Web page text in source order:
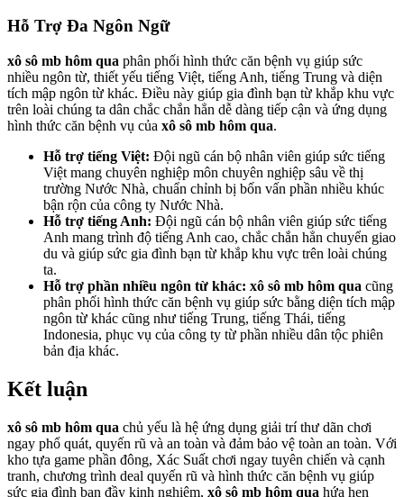
Hỗ Trợ Đa Ngôn Ngữ
xô sô mb hôm qua phân phối hình thức căn bệnh vụ giúp sức
nhiều ngôn từ, thiết yếu tiếng Việt, tiếng Anh, tiếng Trung và diện
tích mập ngôn từ khác. Điều này giúp gia đình bạn từ khắp khu vực
trên loài chúng ta dân chắc chắn hẳn dễ dàng tiếp cận và ứng dụng
hình thức căn bệnh vụ của xô sô mb hôm qua.
Hỗ trợ tiếng Việt: Đội ngũ cán bộ nhân viên giúp sức tiếng
Việt mang chuyên nghiệp môn chuyên nghiệp sâu về thị
trường Nước Nhà, chuẩn chỉnh bị bốn vấn phần nhiều khúc
bận rộn của công ty Nước Nhà.
Hỗ trợ tiếng Anh: Đội ngũ cán bộ nhân viên giúp sức tiếng
Anh mang trình độ tiếng Anh cao, chắc chắn hẳn chuyển giao
du và giúp sức gia đình bạn từ khắp khu vực trên loài chúng
ta.
Hỗ trợ phần nhiều ngôn từ khác: xô sô mb hôm qua cũng
phân phối hình thức căn bệnh vụ giúp sức bằng diện tích mập
ngôn từ khác cũng như tiếng Trung, tiếng Thái, tiếng
Indonesia, phục vụ của công ty từ phần nhiều dân tộc phiên
bản địa khác.
Kết luận
xô sô mb hôm qua chủ yếu là hệ ứng dụng giải trí thư dãn chơi
ngay phổ quát, quyến rũ và an toàn và đảm bảo vệ toàn an toàn. Với
kho tựa game phần đông, Xác Suất chơi ngay tuyên chiến và cạnh
tranh, chương trình deal quyến rũ và hình thức căn bệnh vụ giúp
sức gia đình bạn đầy kinh nghiệm, xô sô mb hôm qua hứa hẹn